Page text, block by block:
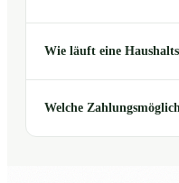
Wie läuft eine
Welche